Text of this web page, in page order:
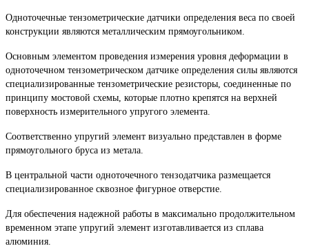
Одноточечные тензометрические датчики определения веса по своей
конструкции являются металлическим прямоугольником.
Основным элементом проведения измерения уровня деформации в
одноточечном тензометрическом датчике определения силы являются
специализированные тензометрические резисторы, соединенные по
принципу мостовой схемы, которые плотно крепятся на верхней
поверхность измерительного упругого элемента.
Соответственно упругий элемент визуально представлен в форме
прямоугольного бруса из метала.
В центральной части одноточечного тензодатчика размещается
специализированное сквозное фигурное отверстие.
Для обеспечения надежной работы в максимально продолжительном
временном этапе упругий элемент изготавливается из сплава
алюминия.